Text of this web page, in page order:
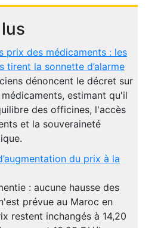
prix des médicaments : les
tirent la sonnette d’alarme
dénoncent le décret sur
estimant qu'il
des officines, l'accès
et la souveraineté
du prix à la
: aucune hausse des
prévue au Maroc en
restent inchangés à 14,20